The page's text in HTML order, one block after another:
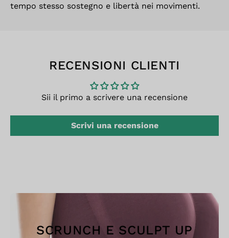
tempo stesso sostegno e libertà nei movimenti.
RECENSIONI CLIENTI
Sii il primo a scrivere una recensione
Scrivi una recensione
SCRUNCH E SCULPT UP